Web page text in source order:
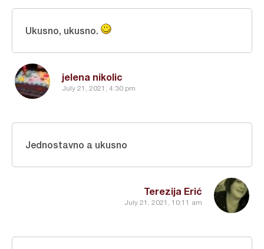
jelena nikolic
July 21, 2021, 4:30 pm
Ukusno, ukusno.
Terezija Erić
July 21, 2021, 10:11 am
Jednostavno a ukusno